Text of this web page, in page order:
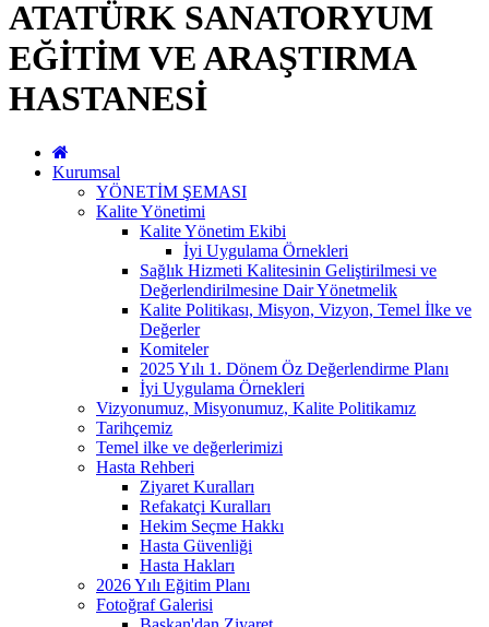
ATATÜRK SANATORYUM
EĞİTİM VE ARAŞTIRMA
HASTANESİ
Kurumsal
YÖNETİM ŞEMASI
Kalite Yönetimi
Kalite Yönetim Ekibi
İyi Uygulama Örnekleri
Sağlık Hizmeti Kalitesinin Geliştirilmesi ve
Değerlendirilmesine Dair Yönetmelik
Kalite Politikası, Misyon, Vizyon, Temel İlke ve
Değerler
Komiteler
2025 Yılı 1. Dönem Öz Değerlendirme Planı
İyi Uygulama Örnekleri
Vizyonumuz, Misyonumuz, Kalite Politikamız
Tarihçemiz
Temel ilke ve değerlerimizi
Hasta Rehberi
Ziyaret Kuralları
Refakatçi Kuralları
Hekim Seçme Hakkı
Hasta Güvenliği
Hasta Hakları
2026 Yılı Eğitim Planı
Fotoğraf Galerisi